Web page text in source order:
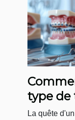
type
La quête